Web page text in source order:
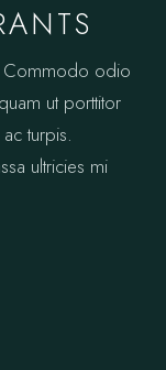
Commodo odio
ut porttitor
turpis.
ultricies mi